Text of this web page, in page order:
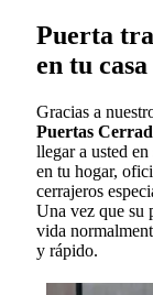
Puerta
en tu
Gracias a
Puertas
llegar a usted
en tu hogar,
cerrajeros
Una vez que su
vida
y rápido.